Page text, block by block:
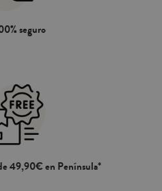
seguro
49,90€ en Península*